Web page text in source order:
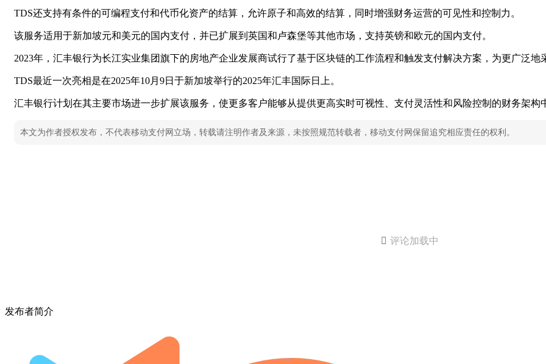
TDS还支持有条件的可编程支付和代币化资产的结算，允许原子和高效的结算，同时增强财务运营的可见性和控制力。
该服务适用于新加坡元和美元的国内支付，并已扩展到英国和卢森堡等其他市场，支持英镑和欧元的国内支付。
2023年，汇丰银行为长江实业集团旗下的房地产企业发展商试行了基于区块链的工作流程和触发支付解决方案，为更广泛地
TDS最近一次亮相是在2025年10月9日于新加坡举行的2025年汇丰国际日上。
汇丰银行计划在其主要市场进一步扩展该服务，使更多客户能够从提供更高实时可视性、支付灵活性和风险控制的财务架构
本文为作者授权发布，不代表移动支付网立场，转载请注明作者及来源，未按照规范转载者，移动支付网保留追究相应责任的权利。
 评论加载中
发布者简介